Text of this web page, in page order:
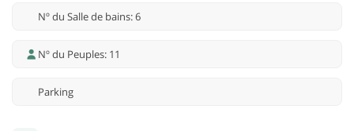
Nº du Salle de bains: 6
Nº du Peuples: 11
Parking